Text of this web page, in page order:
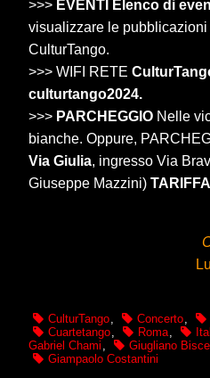
>>> EVENTI Elenco di
visualizzare le
CulturTango.
>>> WIFI RETE
culturtango2024.
>>> PARCHEGGIO Nelle
bianche. Oppure,
Via Giulia, ingresso Via
Giuseppe Mazzini)
CulturTango, Concerto,
Cuartetango, Roma,
Gabriel Chami , Giugliano
Giampaolo Costantini